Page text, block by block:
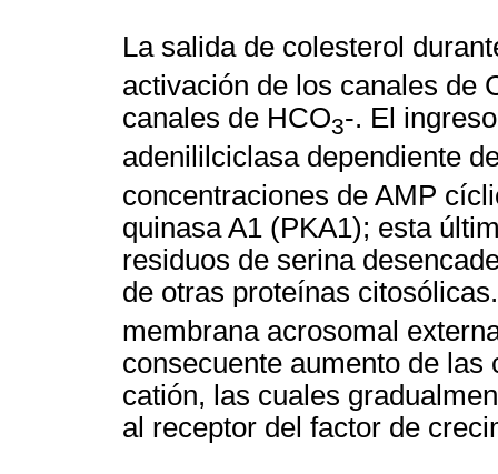
La salida de colesterol
activación de los canales de
canales de HCO3-. El
adenililciclasa dependiente
concentraciones de AMP
quinasa A1 (PKA1); esta
residuos de serina
de otras proteínas
membrana acrosomal
consecuente aumento de
catión, las cuales
al receptor del factor de